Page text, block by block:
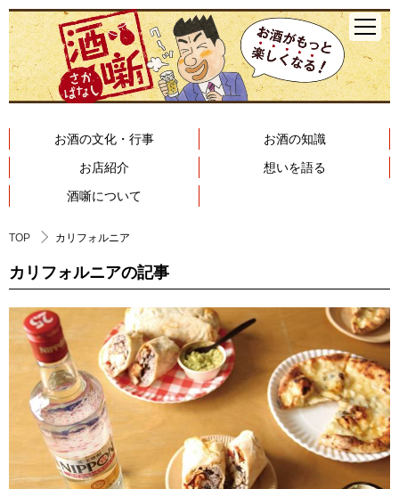
お酒の文化・行事
お酒の知識
お店紹介
想いを語る
酒噺について
TOP カリフォルニア
カリフォルニアの記事